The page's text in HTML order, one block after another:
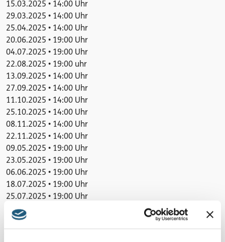
15.03.2025 • 14:00 Uhr
29.03.2025 • 14:00 Uhr
25.04.2025 • 14:00 Uhr
20.06.2025 • 19:00 Uhr
04.07.2025 • 19:00 Uhr
22.08.2025 • 19:00 uhr
13.09.2025 • 14:00 Uhr
27.09.2025 • 14:00 Uhr
11.10.2025 • 14:00 Uhr
25.10.2025 • 14:00 Uhr
08.11.2025 • 14:00 Uhr
22.11.2025 • 14:00 Uhr
09.05.2025 • 19:00 Uhr
23.05.2025 • 19:00 Uhr
06.06.2025 • 19:00 Uhr
18.07.2025 • 19:00 Uhr
25.07.2025 • 19:00 Uhr
Veranstaltung verpasst?